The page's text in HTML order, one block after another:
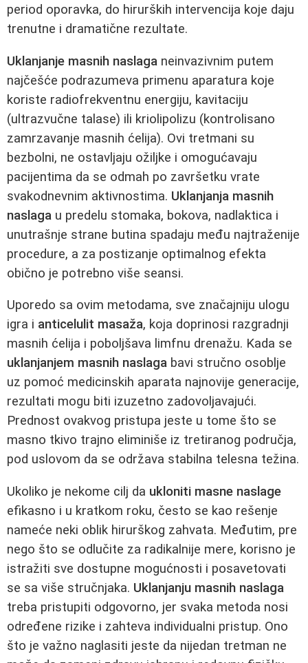
period oporavka, do hirurških intervencija koje daju
trenutne i dramatične rezultate.
Uklanjanje masnih naslaga neinvazivnim putem
najčešće podrazumeva primenu aparatura koje
koriste radiofrekventnu energiju, kavitaciju
(ultrazvučne talase) ili kriolipolizu (kontrolisano
zamrzavanje masnih ćelija). Ovi tretmani su
bezbolni, ne ostavljaju ožiljke i omogućavaju
pacijentima da se odmah po završetku vrate
svakodnevnim aktivnostima. Uklanjanja masnih
naslaga u predelu stomaka, bokova, nadlaktica i
unutrašnje strane butina spadaju među najtraženije
procedure, a za postizanje optimalnog efekta
obično je potrebno više seansi.
Uporedo sa ovim metodama, sve značajniju ulogu
igra i anticelulit masaža, koja doprinosi razgradnji
masnih ćelija i poboljšava limfnu drenažu. Kada se
uklanjanjem masnih naslaga bavi stručno osoblje
uz pomoć medicinskih aparata najnovije generacije,
rezultati mogu biti izuzetno zadovoljavajući.
Prednost ovakvog pristupa jeste u tome što se
masno tkivo trajno eliminiše iz tretiranog područja,
pod uslovom da se održava stabilna telesna težina.
Ukoliko je nekome cilj da ukloniti masne naslage
efikasno i u kratkom roku, često se kao rešenje
nameće neki oblik hirurškog zahvata. Međutim, pre
nego što se odlučite za radikalnije mere, korisno je
istražiti sve dostupne mogućnosti i posavetovati
se sa više stručnjaka. Uklanjanju masnih naslaga
treba pristupiti odgovorno, jer svaka metoda nosi
određene rizike i zahteva individualni pristup. Ono
što je važno naglasiti jeste da nijedan tretman ne